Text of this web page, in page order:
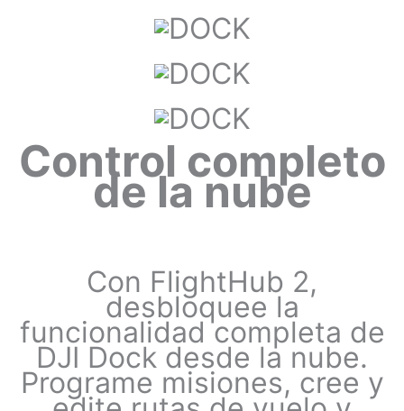
Control completo
de la nube
Con FlightHub 2,
desbloquee la
funcionalidad completa de
DJI Dock desde la nube.
Programe misiones, cree y